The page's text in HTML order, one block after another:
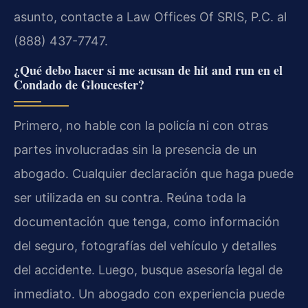
asunto, contacte a Law Offices Of SRIS, P.C. al
(888) 437-7747.
¿Qué debo hacer si me acusan de hit and run en el
Condado de Gloucester?
Primero, no hable con la policía ni con otras
partes involucradas sin la presencia de un
abogado. Cualquier declaración que haga puede
ser utilizada en su contra. Reúna toda la
documentación que tenga, como información
del seguro, fotografías del vehículo y detalles
del accidente. Luego, busque asesoría legal de
inmediato. Un abogado con experiencia puede